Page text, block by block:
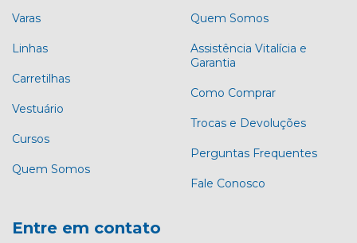
Varas
Linhas
Carretilhas
Vestuário
Cursos
Quem Somos
Quem Somos
Assistência Vitalícia e
Garantia
Como Comprar
Trocas e Devoluções
Perguntas Frequentes
Fale Conosco
Entre em contato